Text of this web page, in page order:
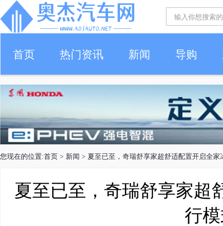
首页 热门资讯 新闻 导购
您现在的位置:首页 > 新闻 > 夏至已至，奇瑞舒享家超舒适配置开启全家
夏至已至，奇瑞舒享家超
行